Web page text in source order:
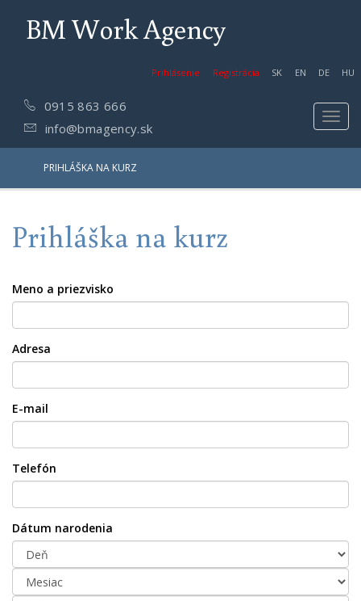
BM Work Agency
Prihlásenie Registrácia SK EN DE HU
0915 863 666
info@bmagency.sk
PRIHLÁŠKA NA KURZ
Prihláška na kurz
Meno a priezvisko
Adresa
E-mail
Telefón
Dátum narodenia